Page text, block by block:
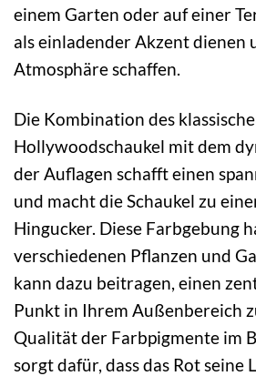
einem Garten oder auf einer
als einladender Akzent dienen
Atmosphäre schaffen.
Die Kombination des
Hollywoodschaukel mit dem
der Auflagen schafft einen
und macht die Schaukel zu
Hingucker. Diese Farbgebung
verschiedenen Pflanzen und
kann dazu beitragen, einen
Punkt in Ihrem Außenbereich
Qualität der Farbpigmente im
sorgt dafür, dass das Rot seine